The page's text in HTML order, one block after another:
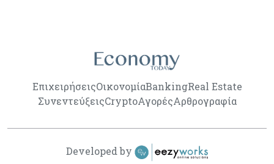
ΕπιχειρήσειςΟικονομίαBankingReal Estate
ΣυνεντεύξειςCryptoΑγορέςΑρθρογραφία
Developed by